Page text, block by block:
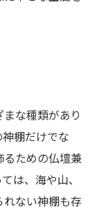
な種類があり
棚だけでな
るための仏壇兼
は、海や山、
ない神棚も存